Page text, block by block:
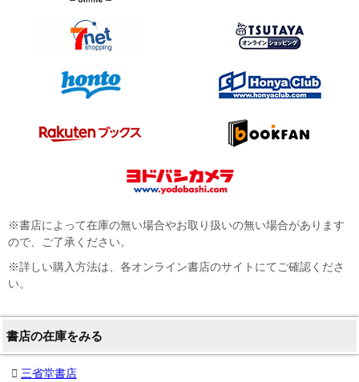
※書店によって在庫の無い場合やお取り扱いの無い場合があります
ので、ご了承ください。
※詳しい購入方法は、各オンライン書店のサイトにてご確認くださ
い。
書店の在庫をみる
三省堂書店